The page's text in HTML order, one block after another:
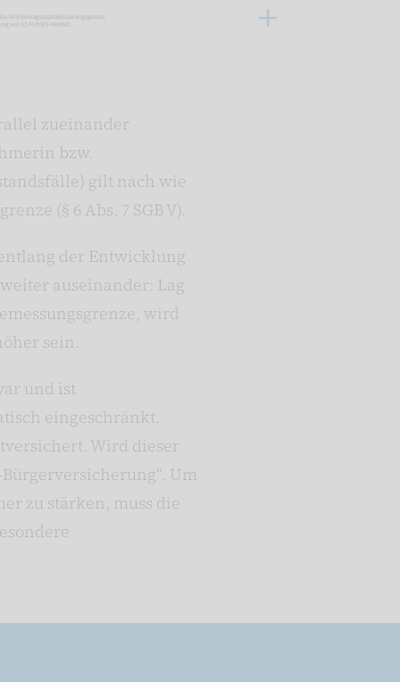
zueinander
bzw.
gilt nach wie
(§ 6 Abs. 7 SGB V).
der Entwicklung
auseinander: Lag
wird
sein.
und ist
eingeschränkt.
Wird dieser
Um
zu stärken, muss die